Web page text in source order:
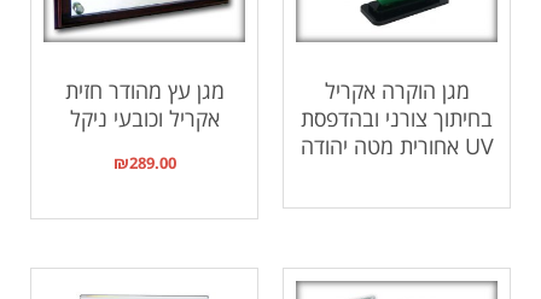
מגן הוקרה אקריל
בחיתוך צורני ובהדפסת
UV אחורית מטה יהודה
מגן עץ מהודר חזית
אקריל וכובעי ניקל
₪289.00